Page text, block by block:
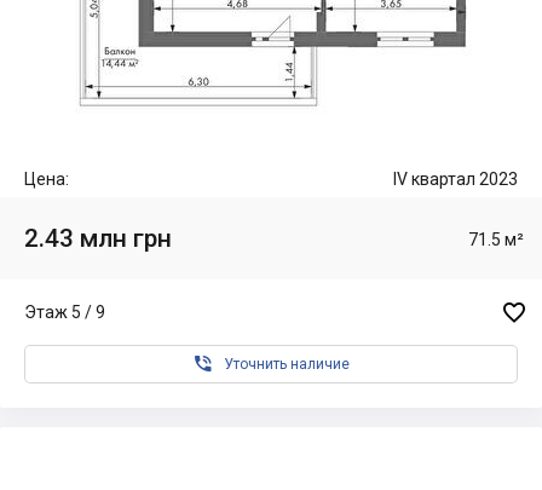
Цена: IV квартал 2023
2.43 млн грн 71.5 м²
Этаж 5 / 9 
 Уточнить наличие